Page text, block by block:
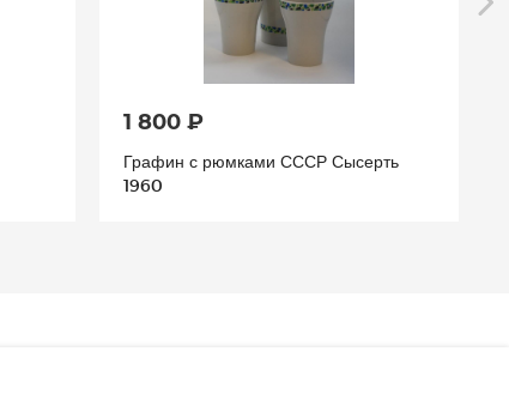
1 800 ₽
Графин с рюмками СССР Сысерть
1960